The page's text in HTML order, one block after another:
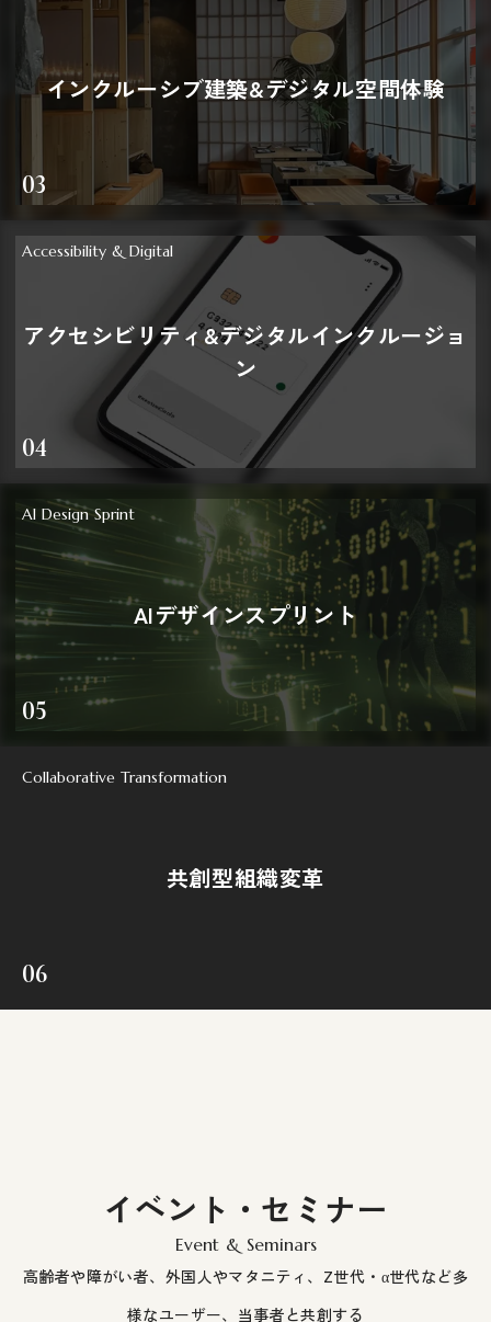
インクルーシブ建築&デジタル空間体験
03
アクセシビリティ&デジタルインクルージョ
ン
Accessibility & Digital
04
AIデザインスプリント
AI Design Sprint
05
共創型組織変革
Collaborative Transformation
06
イベント・セミナー
Event & Seminars
高齢者や障がい者、外国人やマタニティ、Z世代・α世代など多
様なユーザー、当事者と共創する